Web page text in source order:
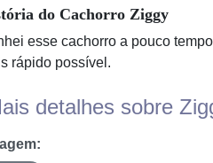
do Cachorro Ziggy
esse cachorro a pouco
rápido possível.
detalhes sobre